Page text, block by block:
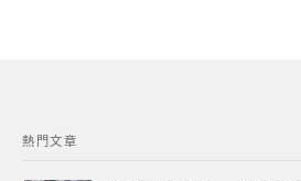
熱門文章